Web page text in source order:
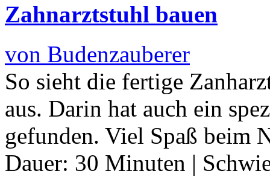
Zahnarztstuhl bauen
von Budenzauberer
So sieht die fertige
aus. Darin hat auch ein
gefunden. Viel Spaß beim
Dauer: 30 Minuten |